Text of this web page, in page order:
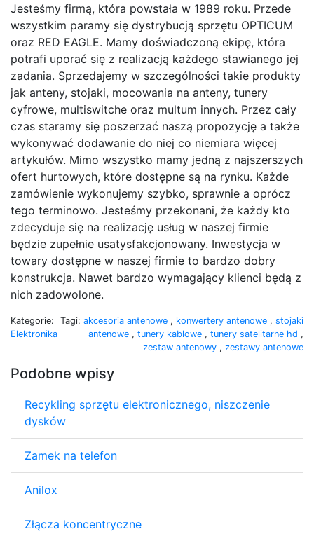
Jesteśmy firmą, która powstała w 1989 roku. Przede
wszystkim paramy się dystrybucją sprzętu OPTICUM
oraz RED EAGLE. Mamy doświadczoną ekipę, która
potrafi uporać się z realizacją każdego stawianego jej
zadania. Sprzedajemy w szczególności takie produkty
jak anteny, stojaki, mocowania na anteny, tunery
cyfrowe, multiswitche oraz multum innych. Przez cały
czas staramy się poszerzać naszą propozycję a także
wykonywać dodawanie do niej co niemiara więcej
artykułów. Mimo wszystko mamy jedną z najszerszych
ofert hurtowych, które dostępne są na rynku. Każde
zamówienie wykonujemy szybko, sprawnie a oprócz
tego terminowo. Jesteśmy przekonani, że każdy kto
zdecyduje się na realizację usług w naszej firmie
będzie zupełnie usatysfakcjonowany. Inwestycja w
towary dostępne w naszej firmie to bardzo dobry
konstrukcja. Nawet bardzo wymagający klienci będą z
nich zadowolone.
Kategorie:
Elektronika
Tagi: akcesoria antenowe , konwertery antenowe , stojaki
antenowe , tunery kablowe , tunery satelitarne hd ,
zestaw antenowy , zestawy antenowe
Podobne wpisy
Recykling sprzętu elektronicznego, niszczenie
dysków
Zamek na telefon
Anilox
Złącza koncentryczne